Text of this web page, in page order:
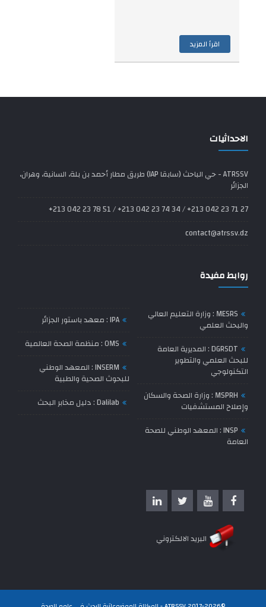
اقرأ المزيد
الاحداثيات
ATRSSV - حي الباحث (سابقا IAP) طريق مطار أحمد بن بلة، السانية، وهران،
الجزائر
27 71 23 042 213+ / 34 74 23 042 213+ / 51 78 23 042 213+
contact@atrssv.dz
روابط مفيدة
MESRS : وزارة التعليم العالي
والبحث العلمي
DGRSDT : المديرية العامة
للبحث العلمي والتطوير
التكنولوجي
MSPRH : وزارة الصحة والسكان
وإصلاح المستشفيات
INSP : المعهد الوطني للصحة
العامة
IPA : معهد باستور الجزائر
OMS : منظمة الصحة العالمية
INSERM : المعهد الوطني
للبحوث الصحية والطبية
Dalilab : دليل مخابر البحث
البريد الالكتروني